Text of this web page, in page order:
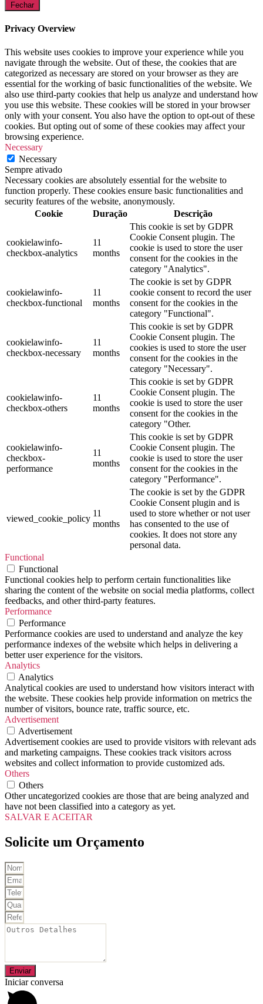
Fechar
Privacy Overview
This website uses cookies to improve your experience while you
navigate through the website. Out of these, the cookies that are
categorized as necessary are stored on your browser as they are
essential for the working of basic functionalities of the website. We
also use third-party cookies that help us analyze and understand how
you use this website. These cookies will be stored in your browser
only with your consent. You also have the option to opt-out of these
cookies. But opting out of some of these cookies may affect your
browsing experience.
Necessary
Necessary
Sempre ativado
Necessary cookies are absolutely essential for the website to
function properly. These cookies ensure basic functionalities and
security features of the website, anonymously.
Cookie
Duração Descrição
cookielawinfo-
checkbox-analytics
11
months
This cookie is set by GDPR
Cookie Consent plugin. The
cookie is used to store the user
consent for the cookies in the
category "Analytics".
cookielawinfo-
checkbox-functional
11
months
The cookie is set by GDPR
cookie consent to record the user
consent for the cookies in the
category "Functional".
cookielawinfo-
checkbox-necessary
11
months
This cookie is set by GDPR
Cookie Consent plugin. The
cookies is used to store the user
consent for the cookies in the
category "Necessary".
cookielawinfo-
checkbox-others
11
months
This cookie is set by GDPR
Cookie Consent plugin. The
cookie is used to store the user
consent for the cookies in the
category "Other.
cookielawinfo-
checkbox-
performance
11
months
This cookie is set by GDPR
Cookie Consent plugin. The
cookie is used to store the user
consent for the cookies in the
category "Performance".
viewed_cookie_policy
11
months
The cookie is set by the GDPR
Cookie Consent plugin and is
used to store whether or not user
has consented to the use of
cookies. It does not store any
personal data.
Functional
Functional
Functional cookies help to perform certain functionalities like
sharing the content of the website on social media platforms, collect
feedbacks, and other third-party features.
Performance
Performance
Performance cookies are used to understand and analyze the key
performance indexes of the website which helps in delivering a
better user experience for the visitors.
Analytics
Analytics
Analytical cookies are used to understand how visitors interact with
the website. These cookies help provide information on metrics the
number of visitors, bounce rate, traffic source, etc.
Advertisement
Advertisement
Advertisement cookies are used to provide visitors with relevant ads
and marketing campaigns. These cookies track visitors across
websites and collect information to provide customized ads.
Others
Others
Other uncategorized cookies are those that are being analyzed and
have not been classified into a category as yet.
SALVAR E ACEITAR
Solicite um Orçamento
Enviar
Iniciar conversa